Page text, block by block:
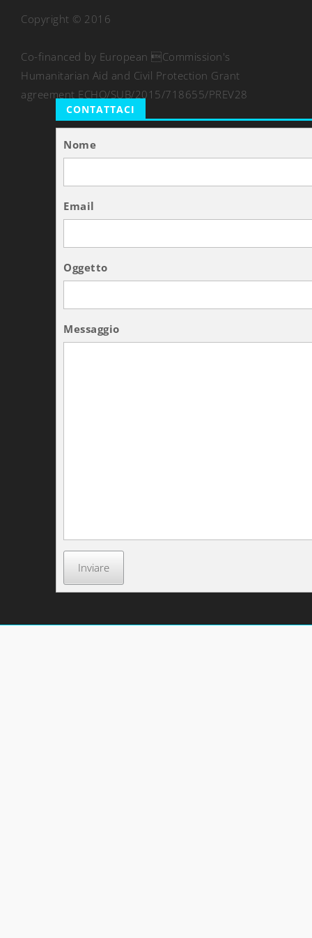
Copyright © 2016
Co-financed by European Commission's
Humanitarian Aid and Civil Protection Grant
agreement ECHO/SUB/2015/718655/PREV28
CONTATTACI
Nome
Email
Oggetto
Messaggio
Inviare